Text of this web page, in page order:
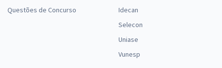
Questões de Concurso
Idecan
Selecon
Uniase
Vunesp